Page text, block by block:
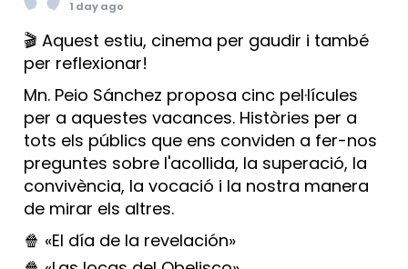
1 day ago
🎬 Aquest estiu, cinema per gaudir i també
per reflexionar!
Mn. Peio Sánchez proposa cinc pel·lícules
per a aquestes vacances. Històries per a
tots els públics que ens conviden a fer-nos
preguntes sobre l'acollida, la superació, la
convivència, la vocació i la nostra manera
de mirar els altres.
🍿 «El día de la revelación»